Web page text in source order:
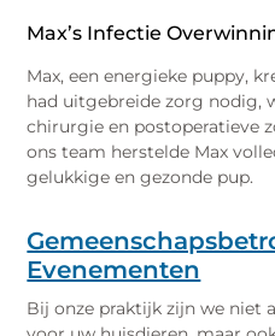
Max’s Infectie
Max, een energieke puppy,
had uitgebreide zorg nodig,
chirurgie en postoperatieve
ons team herstelde Max
gelukkige en gezonde pup.
Evenementen
Bij onze praktijk zijn we niet